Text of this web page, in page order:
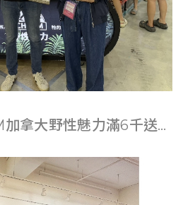
高雄寵物展CHARM加拿大野性魅力滿6千送遊艇體驗